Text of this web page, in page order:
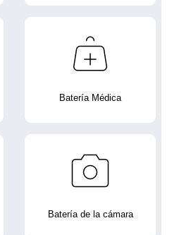
Batería Médica
Batería de la cámara